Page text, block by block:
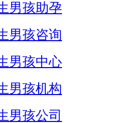
男孩助孕
男孩咨询
男孩中心
男孩机构
男孩公司